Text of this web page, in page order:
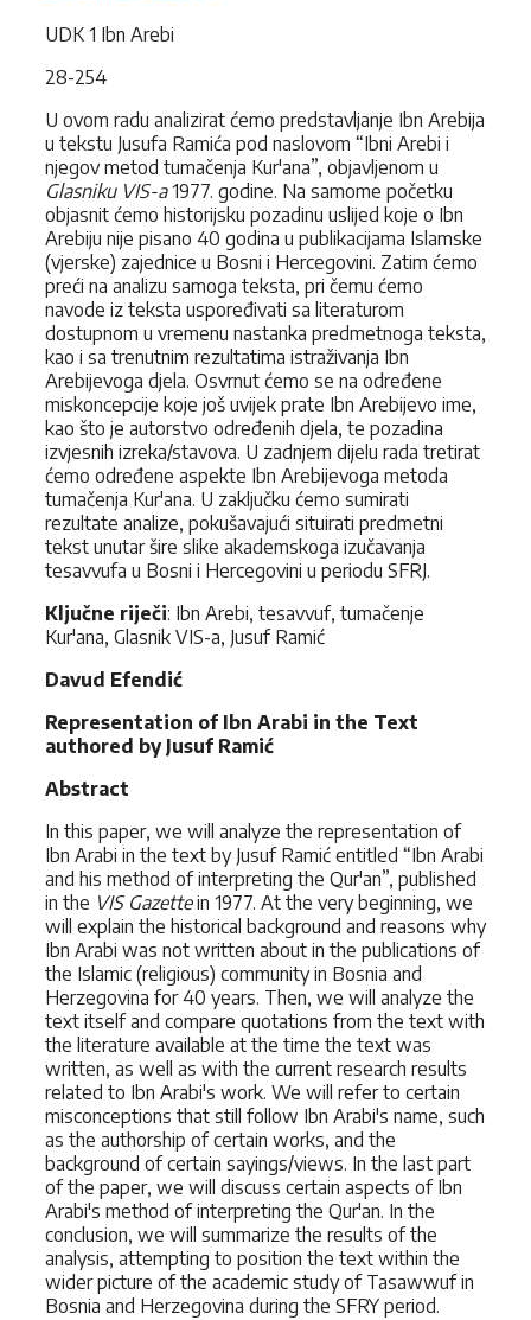
UDK 1 Ibn Arebi
28-254
U ovom radu analizirat ćemo predstavljanje Ibn Arebija
u tekstu Jusufa Ramića pod naslovom “Ibni Arebi i
njegov metod tumačenja Kur'ana”, objavljenom u
Glasniku VIS-a1977. godine. Na samome početku
objasnit ćemo historijsku pozadinu uslijed koje o Ibn
Arebiju nije pisano 40 godina u publikacijama Islamske
(vjerske) zajednice u Bosni i Hercegovini. Zatim ćemo
preći na analizu samoga teksta, pri čemu ćemo
navode iz teksta uspoređivati sa literaturom
dostupnom u vremenu nastanka predmetnoga teksta,
kao i sa trenutnim rezultatima istraživanja Ibn
Arebijevoga djela. Osvrnut ćemo se na određene
miskoncepcije koje još uvijek prate Ibn Arebijevo ime,
kao što je autorstvo određenih djela, te pozadina
izvjesnih izreka/stavova. U zadnjem dijelu rada tretirat
ćemo određene aspekte Ibn Arebijevoga metoda
tumačenja Kur'ana. U zaključku ćemo sumirati
rezultate analize, pokušavajući situirati predmetni
tekst unutar šire slike akademskoga izučavanja
tesavvufa u Bosni i Hercegovini u periodu SFRJ.
Ključne riječi: Ibn Arebi, tesavvuf, tumačenje
Kur'ana, Glasnik VIS-a, Jusuf Ramić
Davud Efendić
Representation of Ibn Arabi in the Text
authored by Jusuf Ramić
Abstract
In this paper, we will analyze the representation of
Ibn Arabi in the text by Jusuf Ramić entitled “Ibn Arabi
and his method of interpreting the Qur'an”, published
in the VIS Gazettein 1977. At the very beginning, we
will explain the historical background and reasons why
Ibn Arabi was not written about in the publications of
the Islamic (religious) community in Bosnia and
Herzegovina for 40 years. Then, we will analyze the
text itself and compare quotations from the text with
the literature available at the time the text was
written, as well as with the current research results
related to Ibn Arabi's work. We will refer to certain
misconceptions that still follow Ibn Arabi's name, such
as the authorship of certain works, and the
background of certain sayings/views. In the last part
of the paper, we will discuss certain aspects of Ibn
Arabi's method of interpreting the Qur'an. In the
conclusion, we will summarize the results of the
analysis, attempting to position the text within the
wider picture of the academic study of Tasawwuf in
Bosnia and Herzegovina during the SFRY period.